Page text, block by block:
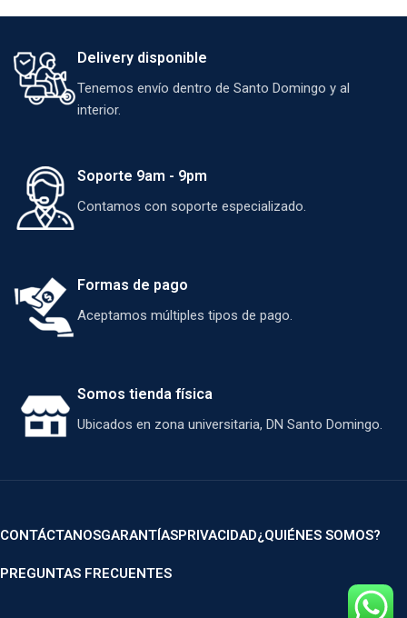
Delivery disponible
Tenemos envío dentro de Santo Domingo y al
interior.
Soporte 9am - 9pm
Contamos con soporte especializado.
Formas de pago
Aceptamos múltiples tipos de pago.
Somos tienda física
Ubicados en zona universitaria, DN Santo Domingo.
CONTÁCTANOSGARANTÍASPRIVACIDAD¿QUIÉNES SOMOS?
PREGUNTAS FRECUENTES